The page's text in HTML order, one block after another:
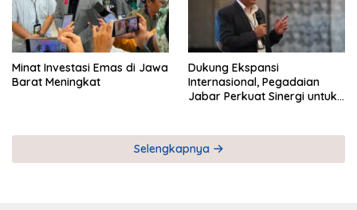
Minat Investasi Emas di Jawa
Barat Meningkat
Dukung Ekspansi
Internasional, Pegadaian
Jabar Perkuat Sinergi untuk
Selengkapnya